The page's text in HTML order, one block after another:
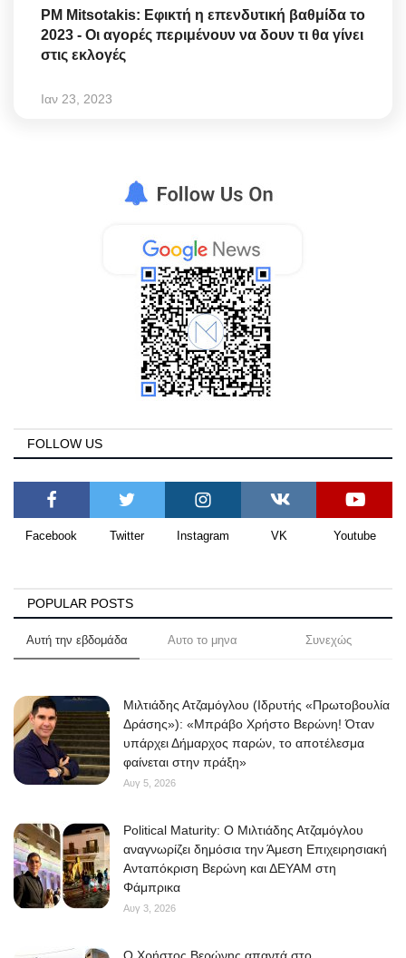
PM Mitsotakis: Εφικτή η επενδυτική βαθμίδα το
2023 - Οι αγορές περιμένουν να δουν τι θα γίνει
στις εκλογές
Ιαν 23, 2023
FOLLOW US
Facebook Twitter Instagram VK Youtube
POPULAR POSTS
Αυτή την εβδομάδα Αυτο το μηνα Συνεχώς
Μιλτιάδης Ατζαμόγλου (Ιδρυτής «Πρωτοβουλία
Δράσης»): «Μπράβο Χρήστο Βερώνη! Όταν
υπάρχει Δήμαρχος παρών, το αποτέλεσμα
φαίνεται στην πράξη»
Αυγ 5, 2026
Political Maturity: Ο Μιλτιάδης Ατζαμόγλου
αναγνωρίζει δημόσια την Άμεση Επιχειρησιακή
Ανταπόκριση Βερώνη και ΔΕΥΑΜ στη
Φάμπρικα
Αυγ 3, 2026
O Χρήστος Βερώνης απαντά στο